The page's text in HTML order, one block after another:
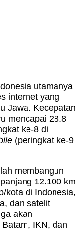
utamanya
internet yang
Jawa. Kecepatan
mencapai 28,8
ke-8 di
(peringkat ke-9
membangun
12.100 km
kota di Indonesia,
dan satelit
akan
IKN, dan